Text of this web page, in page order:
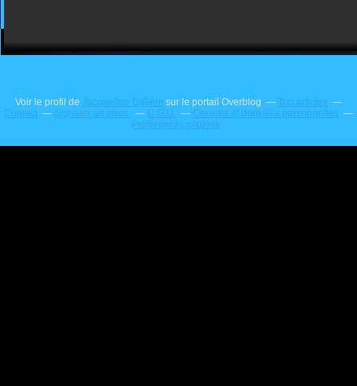
Voir le profil de Jacqueline Dallem sur le portail Overblog
Top articles
Contact
Signaler un abus C.G.U.
Cookies et données personnelles
Préférences cookies